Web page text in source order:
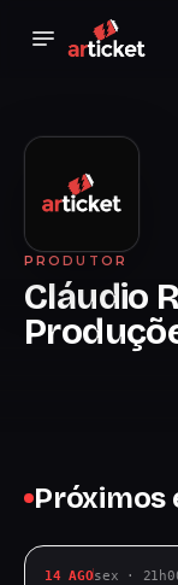
PRODUTOR
Cláudio
Próximos
14 AGOsex ·